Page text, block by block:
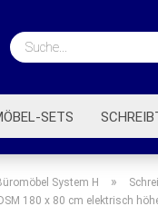
SETS
BÜROREGALE
System H »
180 x 80 cm elektrisch